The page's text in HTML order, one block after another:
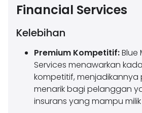
Financial Services
Kelebihan
Premium Kompetitif:Blue
Services menawarkan
kompetitif, menjadikannya
menarik bagi pelanggan
insurans yang mampu